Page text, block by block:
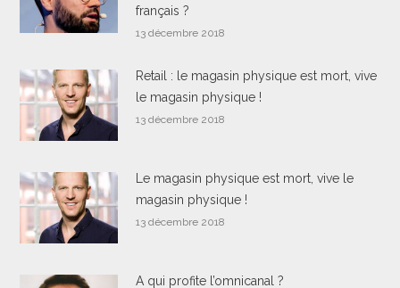
français ?
13 décembre 2018
Retail : le magasin physique est mort, vive
le magasin physique !
13 décembre 2018
Le magasin physique est mort, vive le
magasin physique !
13 décembre 2018
A qui profite l’omnicanal ?